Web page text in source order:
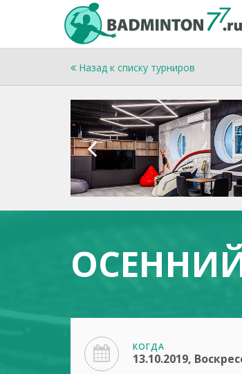
Назад к списку турниров
ОСЕННИЙ
КОГДА
13.10.2019,